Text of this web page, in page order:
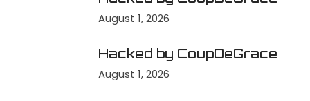
August 1, 2026
Hacked by CoupDeGrace
August 1, 2026